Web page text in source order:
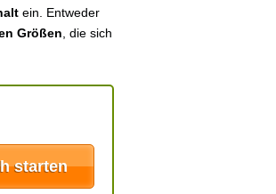
ein. Entweder
Größen , die sich